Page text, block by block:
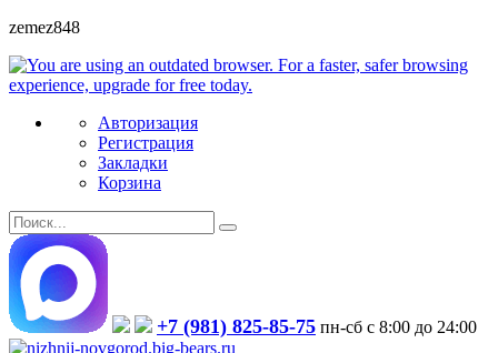
zemez848
Авторизация
Регистрация
Закладки
Корзина
+7 (981) 825-85-75 пн-сб с 8:00 до 24:00